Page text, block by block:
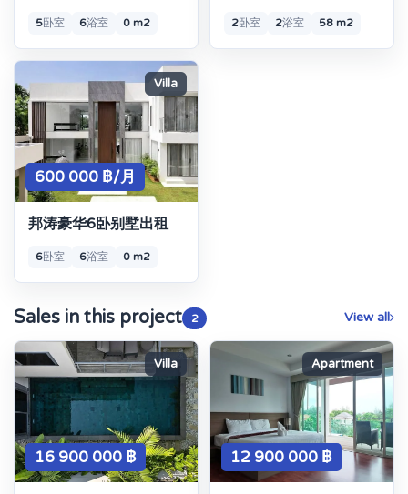
5卧室 6浴室 0 m2 2卧室 2浴室 58 m2
Villa
600 000 ฿/月
邦涛豪华6卧别墅出租
6卧室 6浴室 0 m2
Sales in this project 2 View all
Villa
16 900 000 ฿
Apartment
12 900 000 ฿